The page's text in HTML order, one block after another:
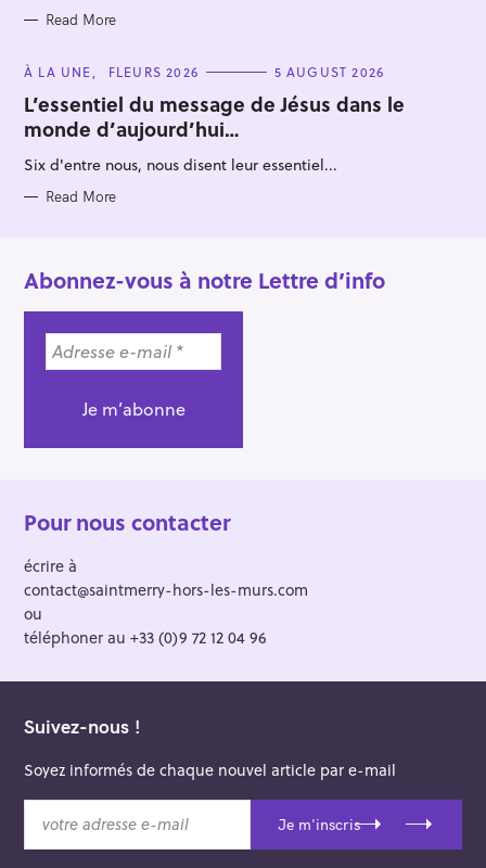
Read More
C
T
E
G
O
R
I
S
À LA UNE FLEURS 2026 5 AUGUST 2026
L’essentiel du message de Jésus dans le
monde d’aujourd’hui…
Six d'entre nous, nous disent leur essentiel...
Read More
Abonnez-vous à notre Lettre d’info
Pour nous contacter
écrire à
contact@saintmerry-hors-les-murs.com
ou
téléphoner au +33 (0)9 72 12 04 96
Suivez-nous !
Soyez informés de chaque nouvel article par e-mail
t
Je m'inscris